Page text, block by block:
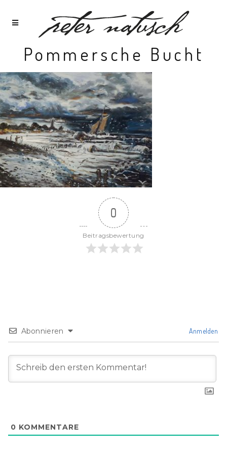
Pommersche Bucht
0
Beitragsbewertung
Abonnieren Anmelden
0 KOMMENTARE